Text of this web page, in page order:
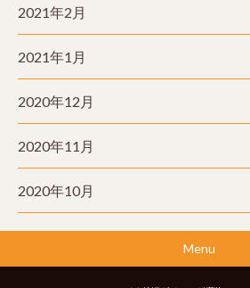
2021年2月
2021年1月
2020年12月
2020年11月
2020年10月
Menu